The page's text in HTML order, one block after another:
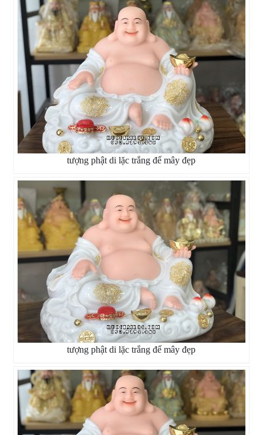
tượng phật di lặc trắng đế mây đẹp
tượng phật di lặc trắng đế mây đẹp